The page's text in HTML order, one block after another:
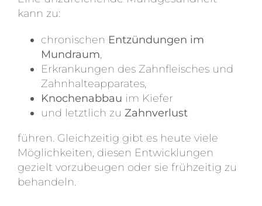
kann zu:
chronischen Entzündungen im
Mundraum,
Erkrankungen des Zahnfleisches und
Zahnhalteapparates,
Knochenabbau im Kiefer
und letztlich zu Zahnverlust
führen. Gleichzeitig gibt es heute viele
Möglichkeiten, diesen Entwicklungen
gezielt vorzubeugen oder sie frühzeitig zu
behandeln.